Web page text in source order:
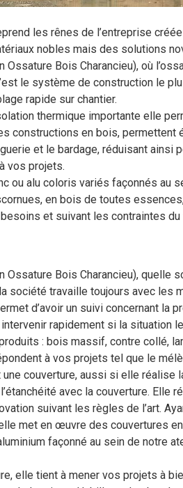
les rênes de l’entreprise
nobles mais des solutions
Ossature Bois Charancieu), où
le système de construction le
rapide sur chantier.
thermique importante elle
constructions en bois,
et le bardage, réduisant ainsi
vos projets.
ou alu coloris variés façonnés
en bois de toutes
et suivant les contraintes du
Ossature Bois Charancieu), quelle
société travaille toujours avec les
d’avoir un suivi concernant la
rapidement si la situation
: bois massif, contre collé,
à vos projets tel que le
couverture, aussi si elle réalise
avec la couverture. Elle
suivant les règles de l’art.
met en œuvre des couvertures
façonné au sein de notre
elle tient à mener vos projets à